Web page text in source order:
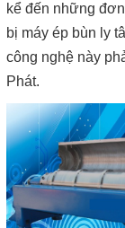
kể đến những
bị máy ép bùn ly
công nghệ này
Phát.